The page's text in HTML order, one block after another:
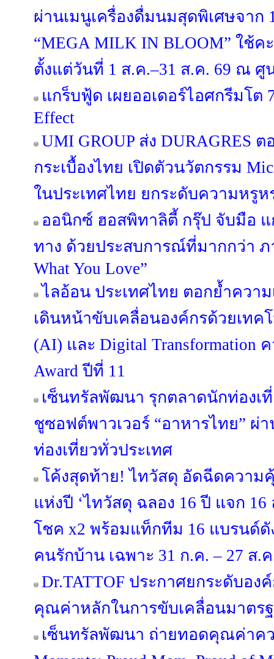
ผ่านเมนูเครื่องดื่มนมสุดพิเศษจาก
“MEGA MILK IN BLOOM” ใช้
ตั้งแต่วันที่ 1 ส.ค.–31 ส.ค. 69 ณ ศู
แกร็บฟู้ด เผยออเดอร์ไอศกรีมโต
Effect
UMI GROUP ส่ง DURAGRES
กระเบื้องไทย เปิดตัวนวัตกรรม
ในประเทศไทย ยกระดับความหรู
ออนิกซ์ ฮอสพิทาลิตี้ กรุ๊ป จับมือ แ
ทาง ด้วยประสบการณ์ที่มากกว่า ภ
What You Love”
ไลอ้อน ประเทศไทย ตอกย้ำควา
เดินหน้าขับเคลื่อนองค์กรด้วยเท
(AI) และ Digital Transformation ค
Award ปีที่ 11
เซ็นทรัลพัฒนา รุกตลาดนักท่องเ
ชูซอฟต์พาวเวอร์ “อาหารไทย” ผ่า
ท่องเที่ยวทั่วประเทศ
โค้งสุดท้าย! ไทวัสดุ อัดฉีดควา
แห่งปี ‘ไทวัสดุ ฉลอง 16 ปี แจก
โชค x2 พร้อมแท็กทีม 16 แบรนด์
คนรักบ้าน เฉพาะ 31 ก.ค. – 27 ส.
Dr.TATTOF ประกาศยกระดับอง
คุณค่าหลักในการขับเคลื่อนมาตร
เซ็นทรัลพัฒนา ถ่ายทอดคุณค่าค